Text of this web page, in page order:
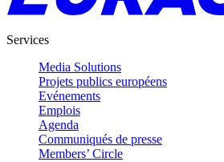
Services
Media Solutions
Projets publics européens
Evénements
Emplois
Agenda
Communiqués de presse
Members’ Circle